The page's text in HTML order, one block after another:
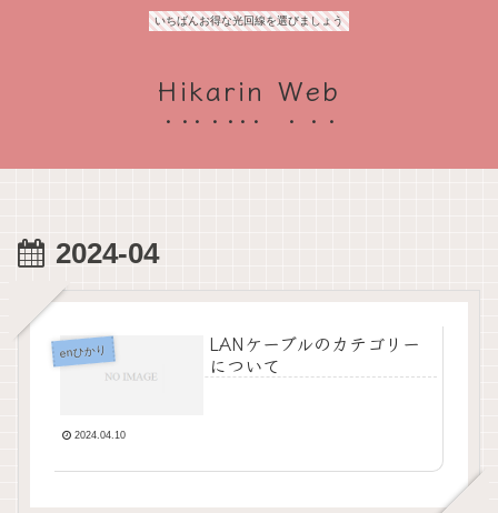
いちばんお得な光回線を選びましょう
Hikarin Web
2024-04
enひかり
LANケーブルのカテゴリー
について
2024.04.10